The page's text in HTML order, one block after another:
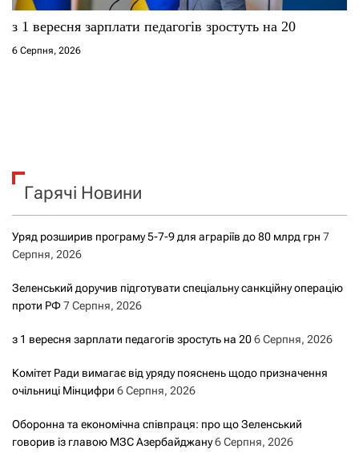
з 1 вересня зарплати педагогів зростуть на 20
6 Серпня, 2026
Гарячі Новини
Уряд розширив програму 5-7-9 для аграріїв до 80 млрд грн 7
Серпня, 2026
Зеленський доручив підготувати спеціальну санкційну операцію
проти РФ7 Серпня, 2026
з 1 вересня зарплати педагогів зростуть на 206 Серпня, 2026
Комітет Ради вимагає від уряду пояснень щодо призначення
очільниці Мінцифри 6 Серпня, 2026
Оборонна та економічна співпраця: про що Зеленський
говорив із главою МЗС Азербайджану6 Серпня, 2026